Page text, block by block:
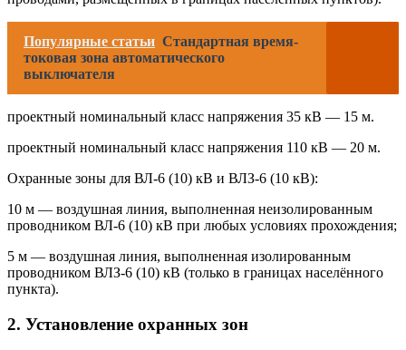
Популярные статьи Стандартная время-
токовая зона автоматического
выключателя
проектный номинальный класс напряжения 35 кВ — 15 м.
проектный номинальный класс напряжения 110 кВ — 20 м.
Охранные зоны для ВЛ-6 (10) кВ и ВЛЗ-6 (10 кВ):
10 м — воздушная линия, выполненная неизолированным
проводником ВЛ-6 (10) кВ при любых условиях прохождения;
5 м — воздушная линия, выполненная изолированным
проводником ВЛЗ-6 (10) кВ (только в границах населённого
пункта).
2. Установление охранных зон